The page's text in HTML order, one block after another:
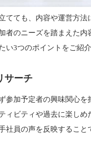
てても、内容や運営方
者のニーズを踏まえた
い3つのポイントをご紹
サーチ
参加予定者の興味関心
ィビティや過去に楽し
社員の声を反映するこ